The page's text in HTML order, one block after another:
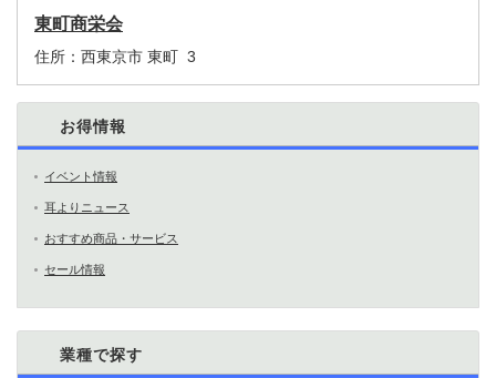
東町商栄会
住所： 西東京市 東町 3
お得情報
イベント情報
耳よりニュース
おすすめ商品・サービス
セール情報
業種で探す